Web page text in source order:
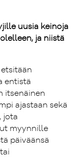
uusia keinoja
ja niistä
entistä
itsenäinen
ajastaan sekä
jota
myynnille
päiväänsä